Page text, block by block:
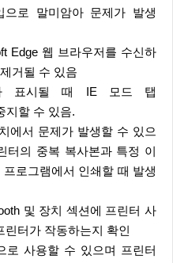
로 말미암아 문제가 발생
Edge 웹 브라우저를 수신하
거될 수 있음
표시될 때 IE 모드 탭
지할 수 있음.
에서 문제가 발생할 수 있으
터의 중복 복사본과 특정 이
로그램에서 인쇄할 때 발생
및 장치 섹션에 프린터 사
터가 작동하는지 확인
로 사용할 수 있으며 프린터